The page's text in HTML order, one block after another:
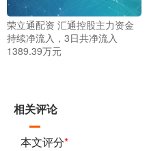
荣立通配资 汇通控股主力资金
持续净流入，3日共净流入
1389.39万元
相关评论
本文评分*